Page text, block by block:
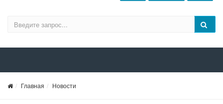
Главная Новости